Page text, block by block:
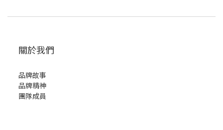
關於我們
品牌故事
品牌精神
團隊成員